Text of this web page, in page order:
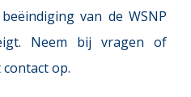
van de WSNP
Neem bij vragen of
op.